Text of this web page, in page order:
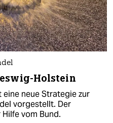
Holstein
eine neue Strategie zur
vorgestellt. Der
vom Bund.